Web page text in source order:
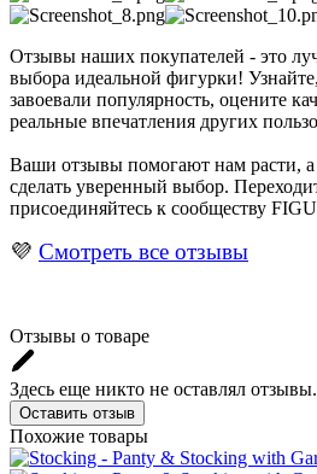
Отзывы наших покупателей - это
выбора идеальной фигурки!
завоевали популярность, оцените
реальные впечатления других
Ваши отзывы помогают нам расти,
сделать уверенный выбор.
присоединяйтесь к сообществу
💜 Смотреть все отзывы
Отзывы о товаре
Здесь еще никто не оставлял
Оставить отзыв
Похожие товары